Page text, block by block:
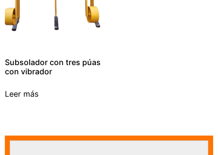
Subsolador con tres púas
con vibrador
Leer más